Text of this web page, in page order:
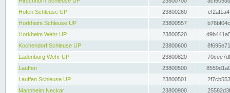
Hofen Schleuse UP
23800260
Horkheim Schleuse UP
23800557
Horkheim Wehr UP
23800520
Kochendorf Schleuse UP
23800600
Ladenburg Wehr UP
23800820
Lauffen
23800500
Lauffen Schleuse UP
23800501
Mannheim Neckar
23800900